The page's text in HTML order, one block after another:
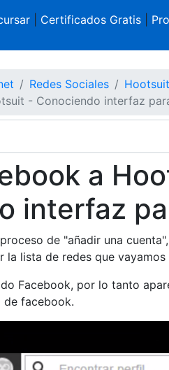
| Certificados Gratis|
Redes Sociales
- Conociendo interfaz
a
interfaz
de "añadir una
la lista de redes que
Facebook, por lo tanto
de facebook.